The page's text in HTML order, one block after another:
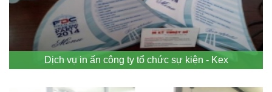
Dịch vụ in ấn công ty tổ chức sự kiện - Kex